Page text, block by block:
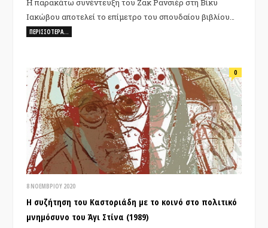
H παρακάτω συνέντευξη του Ζακ Ρανσιέρ στη Βίκυ
Ιακώβου αποτελεί το επίµετρο του σπουδαίου βιβλίου…
ΠΕΡΙΣΣΌΤΕΡΑ…
8 ΝΟΕΜΒΡΊΟΥ 2020
0
Η συζήτηση του Καστοριάδη με το κοινό στο πολιτικό
μνημόσυνο του Άγι Στίνα (1989)